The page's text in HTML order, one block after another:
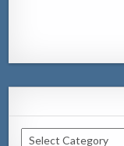
Categorianan